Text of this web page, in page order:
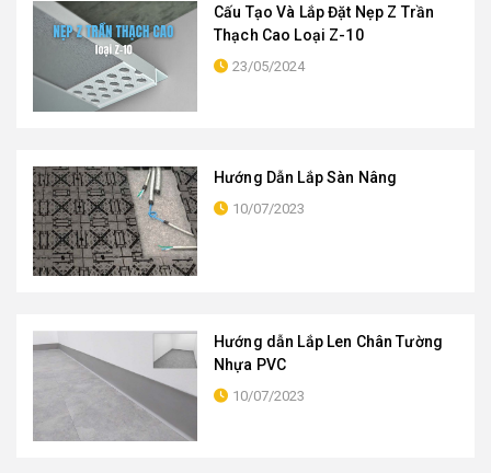
Cấu Tạo Và Lắp Đặt Nẹp Z Trần
Thạch Cao Loại Z-10
23/05/2024
Hướng Dẫn Lắp Sàn Nâng
10/07/2023
Hướng dẫn Lắp Len Chân Tường
Nhựa PVC
10/07/2023